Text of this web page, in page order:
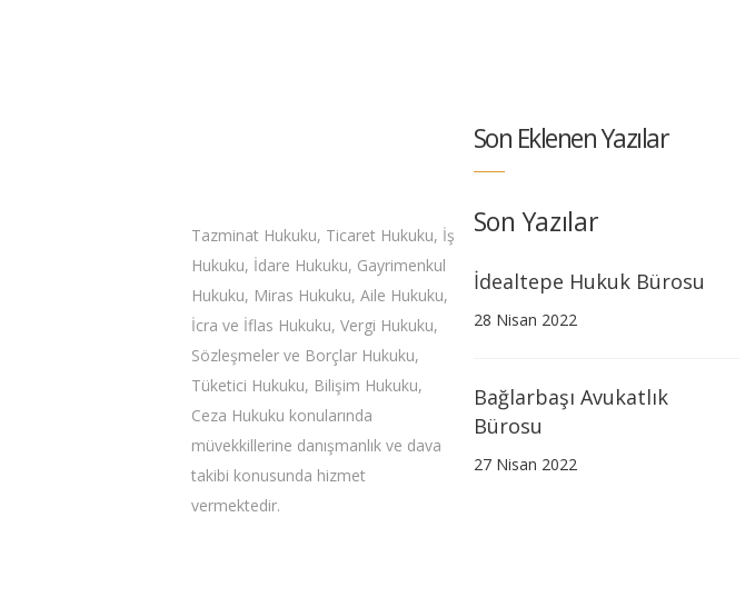
Tazminat Hukuku, Ticaret Hukuku, İş
Hukuku, İdare Hukuku, Gayrimenkul
Hukuku, Miras Hukuku, Aile Hukuku,
İcra ve İflas Hukuku, Vergi Hukuku,
Sözleşmeler ve Borçlar Hukuku,
Tüketici Hukuku, Bilişim Hukuku,
Ceza Hukuku konularında
müvekkillerine danışmanlık ve dava
takibi konusunda hizmet
vermektedir.
Son Eklenen Yazılar
Son Yazılar
İdealtepe Hukuk Bürosu
28 Nisan 2022
Bağlarbaşı Avukatlık
Bürosu
27 Nisan 2022